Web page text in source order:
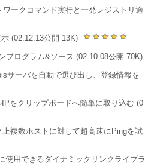
ークコマンド実行と一発レジストリ適
(02.12.13公開 13K)
プログラム&ソース (02.10.08公開 70K)
サーバを自動で選び出し、登録情報を
をクリップボードへ簡単に取り込む (0
複数ホストに対して超高速にPingを試
使用できるダイナミックリンクライブラ